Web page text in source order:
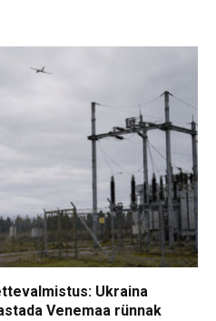
Ukraina
Venemaa rünnak